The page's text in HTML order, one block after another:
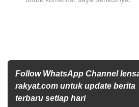
Follow WhatsApp Channel
rakyat.com untuk update berita
terbaru setiap hari